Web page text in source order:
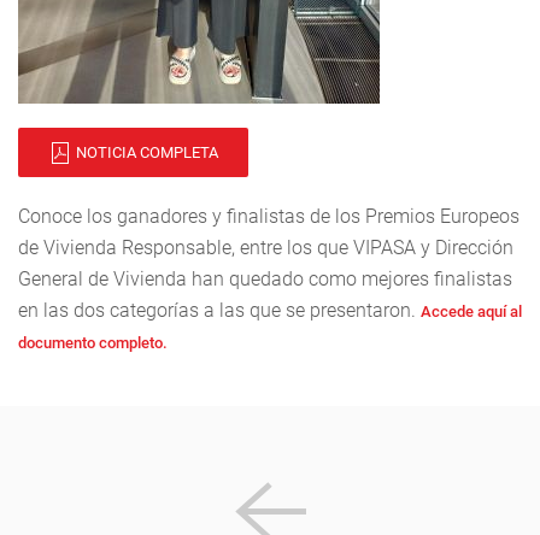
NOTICIA COMPLETA
Conoce los ganadores y finalistas de los Premios Europeos
de Vivienda Responsable, entre los que VIPASA y Dirección
General de Vivienda han quedado como mejores finalistas
en las dos categorías a las que se presentaron. Accede aquí al
documento completo.